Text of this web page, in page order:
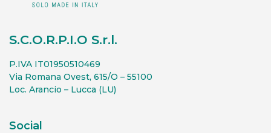
S.C.O.R.P.I.O S.r.l.
P.IVA IT01950510469
Via Romana Ovest, 615/O – 55100
Loc. Arancio – Lucca (LU)
Social